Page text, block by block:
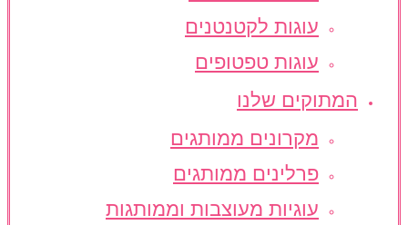
עוגות לקטנטנים
עוגות טפטופים
המתוקים שלנו
מקרונים ממותגים
פרלינים ממותגים
עוגיות מעוצבות וממותגות